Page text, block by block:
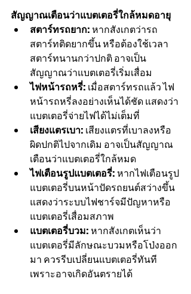
สัญญาณเตือนว่าแบตเตอรี่ใกล้หมดอายุ
สตาร์ทรถยาก: หากสังเกตว่ารถ
สตาร์ทติดยากขึ้น หรือต้องใช้เวลา
สตาร์ทนานกว่าปกติ อาจเป็น
สัญญาณว่าแบตเตอรี่เริ่มเสื่อม
ไฟหน้ารถหรี่: เมื่อสตาร์ทรถแล้ว ไฟ
หน้ารถหรี่ลงอย่างเห็นได้ชัด แสดงว่า
แบตเตอรี่จ่ายไฟได้ไม่เต็มที่
เสียงแตรเบา: เสียงแตรที่เบาลงหรือ
ผิดปกติไปจากเดิม อาจเป็นสัญญาณ
เตือนว่าแบตเตอรี่ใกล้หมด
ไฟเตือนรูปแบตเตอรี่: หากไฟเตือนรูป
แบตเตอรี่บนหน้าปัดรถยนต์สว่างขึ้น
แสดงว่าระบบไฟชาร์จมีปัญหาหรือ
แบตเตอรี่เสื่อมสภาพ
แบตเตอรี่บวม: หากสังเกตเห็นว่า
แบตเตอรี่มีลักษณะบวมหรือโป่งออก
มา ควรรีบเปลี่ยนแบตเตอรี่ทันที
เพราะอาจเกิดอันตรายได้